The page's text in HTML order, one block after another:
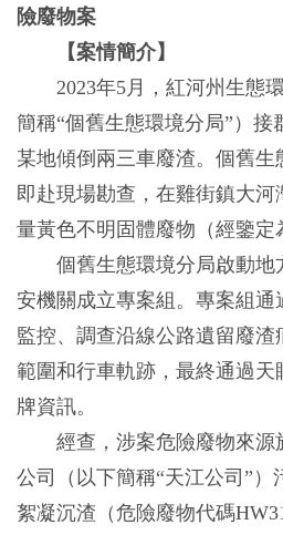
險廢物案
【案情簡介】
2023年5月，紅河州生態
簡稱“個舊生態環境分局”）接
某地傾倒兩三車廢渣。個舊生
即赴現場勘查，在雞街鎮大
量黃色不明固體廢物（經鑒定
個舊生態環境分局啟動地
安機關成立專案組。專案組通
監控、調查沿線公路遺留廢渣
範圍和行車軌跡，最終通過
牌資訊。
經查，涉案危險廢物來源
公司（以下簡稱“天江公司”）
絮凝沉渣（危險廢物代碼